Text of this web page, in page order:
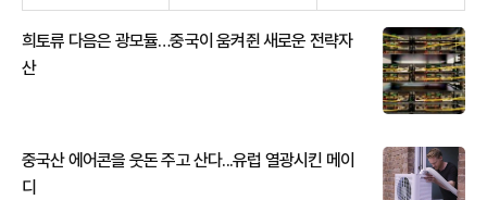
희토류 다음은 광모듈…중국이 움켜쥔 새로운 전략자
산
중국산 에어콘을 웃돈 주고 산다...유럽 열광시킨 메이
디